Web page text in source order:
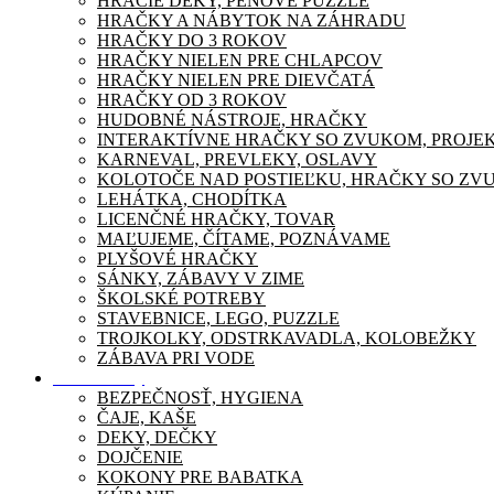
HRAČKY A NÁBYTOK NA ZÁHRADU
HRAČKY DO 3 ROKOV
HRAČKY NIELEN PRE CHLAPCOV
HRAČKY NIELEN PRE DIEVČATÁ
HRAČKY OD 3 ROKOV
HUDOBNÉ NÁSTROJE, HRAČKY
INTERAKTÍVNE HRAČKY SO ZVUKOM,
KARNEVAL, PREVLEKY, OSLAVY
KOLOTOČE NAD POSTIEĽKU, HRAČKY SO
LEHÁTKA, CHODÍTKA
LICENČNÉ HRAČKY, TOVAR
MAĽUJEME, ČÍTAME, POZNÁVAME
PLYŠOVÉ HRAČKY
SÁNKY, ZÁBAVY V ZIME
ŠKOLSKÉ POTREBY
STAVEBNICE, LEGO, PUZZLE
TROJKOLKY, ODSTRKAVADLA, KOLOBEŽKY
ZÁBAVA PRI VODE
BEZPEČNOSŤ, HYGIENA
ČAJE, KAŠE
DEKY, DEČKY
DOJČENIE
KOKONY PRE BABATKA